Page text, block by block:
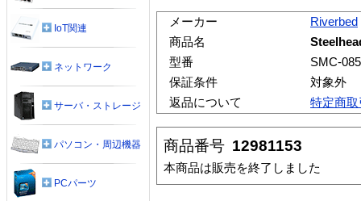
メーカー
Riverbed
商品名
型番
SMC-
保証条件
対象外
返品について
特定商
商品番号 12981153
本商品は販売を終了しました
IoT関連
ネットワーク
サーバ・ストレージ
パソコン・周辺機器
PCパーツ